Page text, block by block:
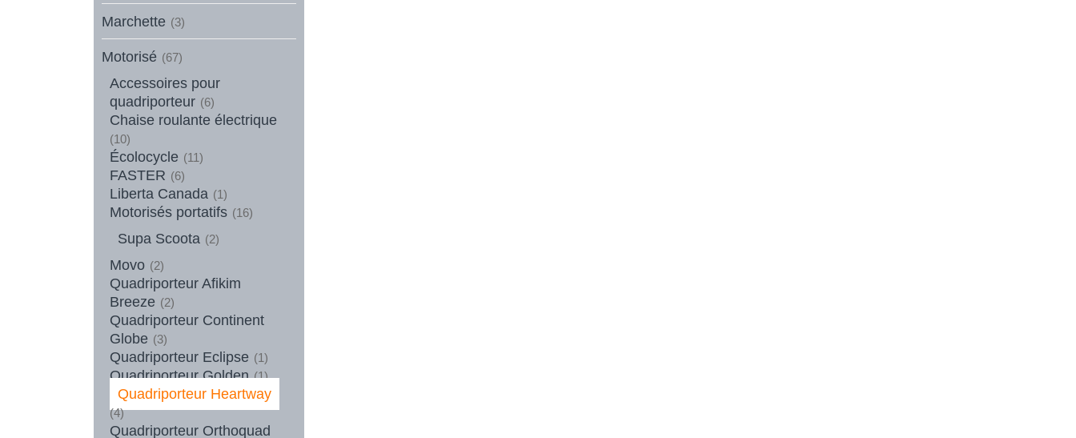
Marchette (3)
Motorisé (67)
Accessoires pour
quadriporteur (6)
Chaise roulante électrique
(10)
Écolocycle (11)
FASTER (6)
Liberta Canada (1)
Motorisés portatifs (16)
Supa Scoota (2)
Movo (2)
Quadriporteur Afikim
Breeze (2)
Quadriporteur Continent
Globe (3)
Quadriporteur Eclipse (1)
Quadriporteur Golden (1)
Quadriporteur Heartway
(4)
Quadriporteur Orthoquad